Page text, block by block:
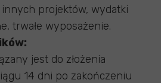
innych projektów, wydatki
trwałe wyposażenie.
jest do złożenia
14 dni po zakończeniu